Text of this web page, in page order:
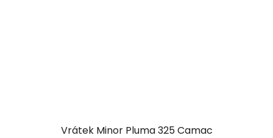
Vrátek Minor Pluma 325 Camac